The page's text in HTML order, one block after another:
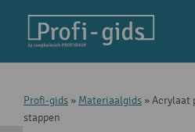
Profi-gids » Materiaalgids »Acrylaat
stappen